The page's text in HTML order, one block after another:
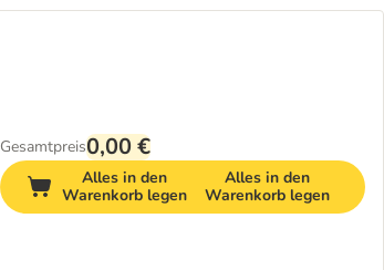
Gesamtpreis0,00 €
Alles in den
Warenkorb legen
Alles in den
Warenkorb legen